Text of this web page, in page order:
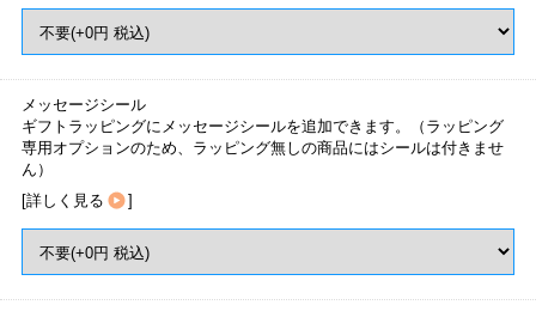
メッセージシール
ギフトラッピングにメッセージシールを追加できます。（ラッピング
専用オプションのため、ラッピング無しの商品にはシールは付きませ
ん）
[詳しく見る ]